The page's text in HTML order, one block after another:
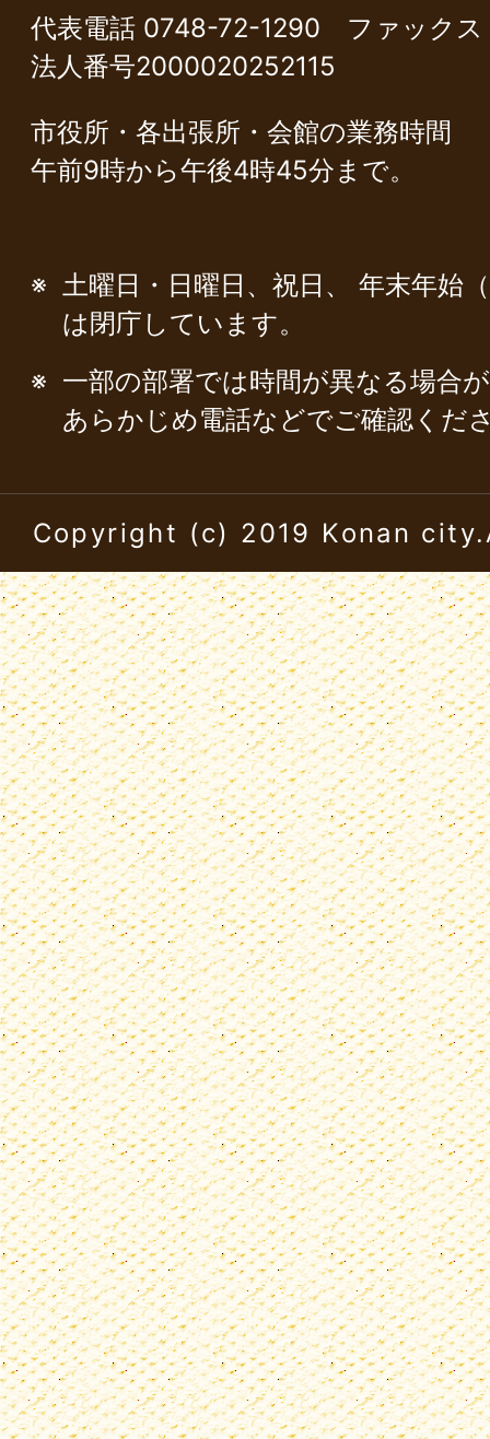
代表電話 0748-72-1290 ファック
法人番号2000020252115
市役所・各出張所・会館の業務時間
午前9時から午後4時45分まで。
土曜日・日曜日、祝日、 年末年始
は閉庁しています。
一部の部署では時間が異なる場合
あらかじめ電話などでご確認くだ
Copyright (c) 2019 Konan